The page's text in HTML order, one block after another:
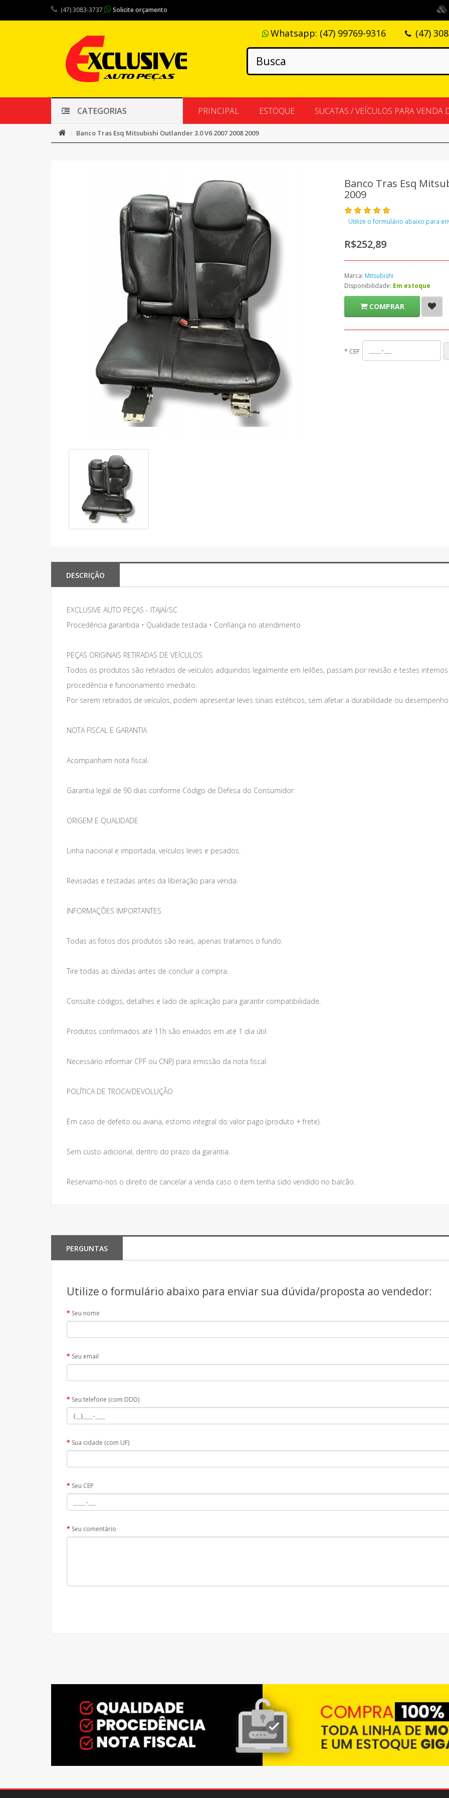
(47) 3083-3737 Solicite orçamento
Whatsapp: (47) 99769-9316 (47)
CATEGORIAS PRINCIPAL ESTOQUE SUCATAS / VEÍCULOS PARA VENDA
Banco Tras Esq Mitsubishi Outlander 3.0 V6 2007 2008 2009
Banco Tras Esq
2009
Utilize o formulário abaixo para
R$252,89
Marca: Mitsubishi
Disponibilidade: Em estoque
COMPRAR
* CEP
DESCRIÇÃO
EXCLUSIVE AUTO PEÇAS - ITAJAÍ/SC
Procedência garantida • Qualidade testada • Confiança no atendimento
PEÇAS ORIGINAIS RETIRADAS DE VEÍCULOS
Todos os produtos são retirados de veículos adquiridos legalmente em leilões, passam por revisão e testes
procedência e funcionamento imediato.
Por serem retirados de veículos, podem apresentar leves sinais estéticos, sem afetar a durabilidade ou
NOTA FISCAL E GARANTIA
Acompanham nota fiscal.
Garantia legal de 90 dias conforme Código de Defesa do Consumidor.
ORIGEM E QUALIDADE
Linha nacional e importada, veículos leves e pesados.
Revisadas e testadas antes da liberação para venda.
INFORMAÇÕES IMPORTANTES
Todas as fotos dos produtos são reais, apenas tratamos o fundo.
Tire todas as dúvidas antes de concluir a compra.
Consulte códigos, detalhes e lado de aplicação para garantir compatibilidade.
Produtos confirmados até 11h são enviados em até 1 dia útil.
Necessário informar CPF ou CNPJ para emissão da nota fiscal.
POLÍTICA DE TROCA/DEVOLUÇÃO
Em caso de defeito ou avaria, estorno integral do valor pago (produto + frete).
Sem custo adicional, dentro do prazo da garantia.
Reservamo-nos o direito de cancelar a venda caso o item tenha sido vendido no balcão.
PERGUNTAS
Utilize o formulário abaixo para enviar sua dúvida/proposta ao vendedor:
Seu nome
Seu email
Seu telefone (com DDD)
Sua cidade (com UF)
Seu CEP
Seu comentário